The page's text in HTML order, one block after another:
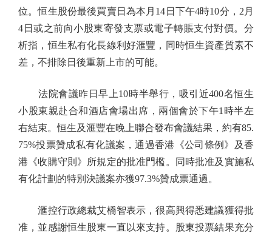
位。恒生股份最後買賣日為本月14日下午4時10分，2月
4日或之前向小股東寄發支票或電子轉賬支付對價。分
析指，恒生私有化長線利好滙豐，同時恒生資產質素不
差，不排除日後重新上市的可能。
法院會議昨日早上10時半舉行，吸引近400名恒生
小股東親赴合和酒店會場出席，兩個會於下午1時半左
右結束。恒生及滙豐在晚上聯合發布會議結果，約有85.
75%投票贊成私有化議案，通過香港《公司條例》及香
港《收購守則》所規定的批准門檻。同時批准及實施私
有化計劃的特別決議案亦獲97.3%贊成票通過。
滙控行政總裁艾橋智表示，很高興得悉建議獲得批
准，並感謝恒生股東一直以來支持。股東投票結果充分